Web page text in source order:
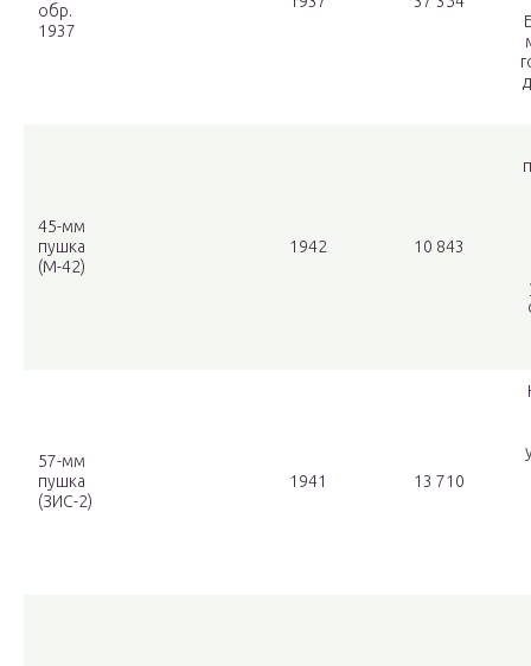
обр.
1937
45-мм
пушка
(М-42)
1942 10 843
57-мм
пушка
(ЗИС-2)
1941 13 710